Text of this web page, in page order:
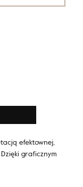
efektownej,
graficznym